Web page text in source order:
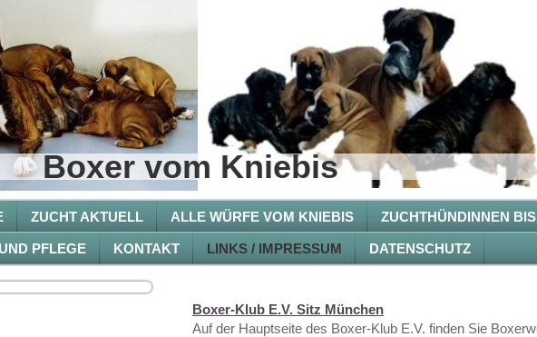
Boxer vom Kniebis
ZUCHT AKTUELL ALLE WÜRFE VOM KNIEBIS ZUCHTHÜNDINNEN
PFLEGE KONTAKT LINKS / IMPRESSUM DATENSCHUTZ
Boxer-Klub E.V. Sitz München
Auf der Hauptseite des Boxer-Klub E.V. finden Sie